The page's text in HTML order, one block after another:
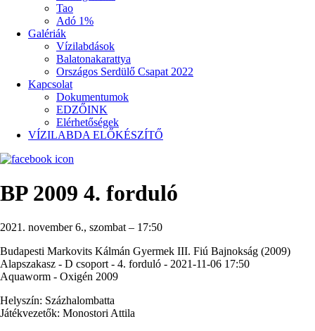
Tao
Adó 1%
Galériák
Vízilabdások
Balatonakarattya
Országos Serdülő Csapat 2022
Kapcsolat
Dokumentumok
EDZŐINK
Elérhetőségek
VÍZILABDA ELŐKÉSZÍTŐ
BP 2009 4. forduló
2021. november 6., szombat – 17:50
Budapesti Markovits Kálmán Gyermek III. Fiú Bajnokság (2009)
Alapszakasz - D csoport - 4. forduló - 2021-11-06 17:50
Aquaworm - Oxigén 2009
Helyszín: Százhalombatta
Játékvezetők: Monostori Attila